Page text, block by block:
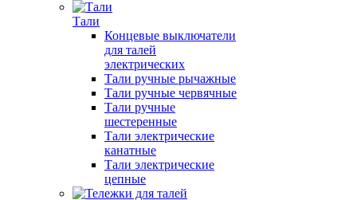
Тали
Концевые выключатели
для талей
электрических
Тали ручные рычажные
Тали ручные червячные
Тали ручные
шестеренные
Тали электрические
канатные
Тали электрические
цепные